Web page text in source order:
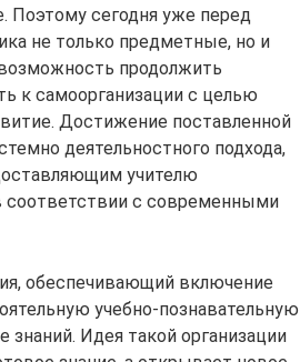
сегодня уже перед
не только предметные, но и
продолжить
к самоорганизации с целью
Достижение поставленной
деятельностного подхода,
учителю
соответствии с современными
обеспечивающий включение
учебно-познавательную
Идея такой организации